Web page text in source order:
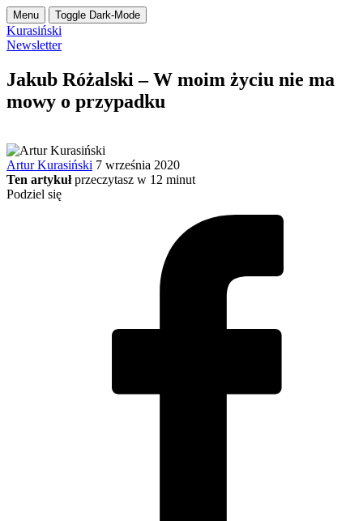
Menu Toggle Dark-Mode
Kurasiński
Newsletter
Jakub Różalski – W moim życiu nie ma
mowy o przypadku
Artur Kurasiński 7 września 2020
Ten artykuł przeczytasz w 12 minut
Podziel się